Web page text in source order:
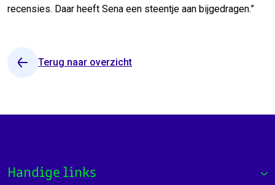
recensies. Daar heeft Sena een steentje aan bijgedragen.”
Terug naar overzicht
Handige links